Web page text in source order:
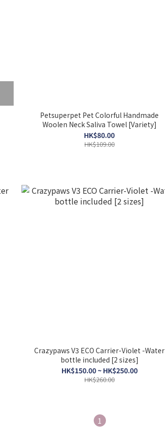
Petsuperpet Pet Colorful Handmade
Woolen Neck Saliva Towel [Variety]
HK$80.00
HK$109.00
Crazypaws V3 ECO Carrier-Violet -Water
bottle included [2 sizes]
HK$150.00 ~ HK$250.00
HK$260.00
1